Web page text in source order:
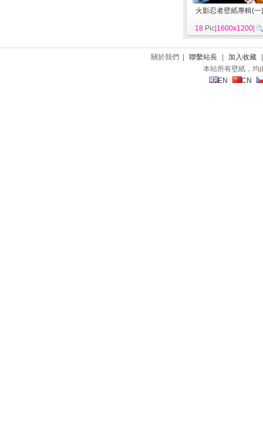
火影忍者壁紙專輯(一
18 Pic| 1600x1200
關於我們 | 聯繫站長 加入收藏
本站所有壁紙，均
EN
CN